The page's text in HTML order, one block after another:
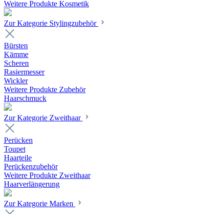
Weitere Produkte Kosmetik
Zur Kategorie Stylingzubehör
Bürsten
Kämme
Scheren
Rasiermesser
Wickler
Weitere Produkte Zubehör
Haarschmuck
Zur Kategorie Zweithaar
Perücken
Toupet
Haarteile
Perückenzubehör
Weitere Produkte Zweithaar
Haarverlängerung
Zur Kategorie Marken